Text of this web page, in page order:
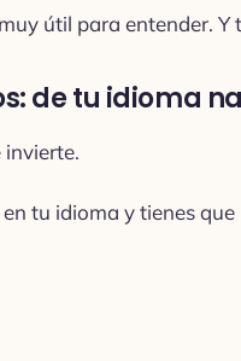
útil para entender. Y
de tu idioma
invierte.
tu idioma y tienes